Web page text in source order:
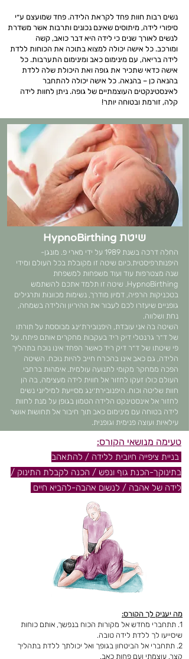
נשים רבות חוות פחד לקראת הלידה. פחד שמועצם ע״י
סיפורי לידה, מיתוסים שאינם נכונים ותרבות אשר משדרת
לנשים לאורך שנים כי לידה היא דבר כואב, קשה
ומורכב. כל אישה יכולה למצוא בתוכה את הכוחות ללדת
לידה בריאה, עם מינימום כאב ומינימום התערבות. כל
אישה כדאי שתכיר את גופה ואת היכולת שלה ללדת
בהנאה כן – בהנאה. כל אישה יכולה להתחבר
לאינסטינקטים העוצמתיים של גופה. ניתן לחוות לידה
קלה, זורמת ובטוחה יותר!
שיטת HypnoBirthing
החלה דרכה בשנת 1989 על ידי מארי פ. מונגן-
היפנותרפיסטית.כיום שיטה זו מקובלת בכל העולם ומידי
שנה מצטרפות עוד ועוד משפחות למשפחת
HypnoBirthing. שיטה זו תלמד אתכם להשתמש
בטכניקות הרפיה, דמיון מודרך, נשימות מכוונות ותרגילים
גופניים שיעזרו לכם לעבור את ההיריון והלידה בשמחה,
נחת ושלווה.
השיטה בה אני עובדת, היפנובירת׳ינג מבוססת על תורתו
של ד״ר גרנטלי דיק ריד בעקבות מחקרים אותם פיתח. על
פי שיטתו של ד״ר דיק ריד כאשר הפחד אינו נוכח בתהליך
הלידה, גם כאב אינו בהכרח חייב להיות נוכח. השיטה
הפכה ממחקר מקומי לתנועה עולמית. אימהות ברחבי
העולם כולו זעקו לחזור אל חווית לידה מעצימה, בה הן
חוות שליטה וכוח. היפנובירת׳ינג מסייעת למיליוני נשים
לחזור אל אינסטינקט הלידה הטמון בגופן על מנת לחוות
לידה בטוחה עם מינימום כאב תוך חיבור אל תחושות אושר
עילאיות ועוצה פנימית וגופנית.
מה יעניק לך הקורס:
1. תתחברי מחדש אל מקורות הכוח בנפשך, אותם כוחות
שיסייעו לך ללדת לידה טובה.
2. תתחברי אל הביטחון בגופך ואל יכולתך ללדת בתהליך
קצר, עוצמתי ועם פחות כאב.
טעימה מנושאי הקורס:
בניית ציפייה חיובית ללידה / להתאהב
בתינוקך-הכנת גוף ונפש / הכנה לקבלת התינוק /
לידה של אהבה / לנשום אהבה-להביא חיים